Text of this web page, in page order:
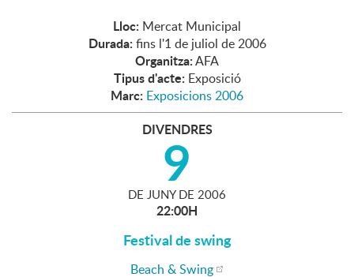
Lloc: Mercat Municipal
Durada: fins l'1 de juliol de 2006
Organitza:AFA
Tipus d'acte: Exposició
Marc: Exposicions 2006
DIVENDRES
9
DE JUNY DE 2006
22:00H
Festival de swing
Beach & Swing